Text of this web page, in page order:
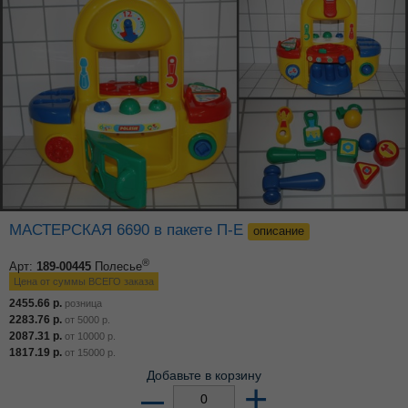
МАСТЕРСКАЯ 6690 в пакете П-Е описание
Арт: 189-00445 Полесье®
Цена от суммы ВСЕГО заказа
2455.66 р. розница
2283.76 р. от 5000 р.
2087.31 р. от 10000 р.
1817.19 р. от 15000 р.
Добавьте в корзину